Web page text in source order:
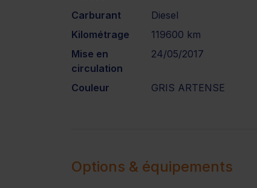
Carburant
Diesel
Kilométrage
119600 km
Mise en
circulation
24/05/2017
Couleur GRIS ARTENSE
Options & équipements